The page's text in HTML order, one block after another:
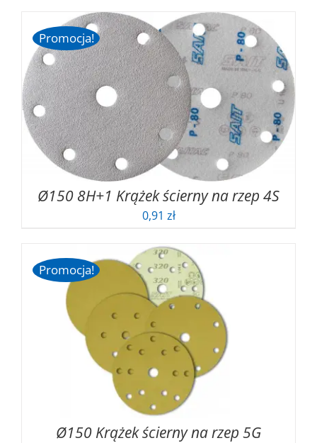
Promocja!
Ø150 8H+1 Krążek ścierny na rzep 4S
0,91 zł
Promocja!
Ø150 Krążek ścierny na rzep 5G